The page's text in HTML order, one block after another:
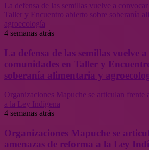
La defensa de las semillas vuelve a
Taller y Encuentro abierto sobre soberanía
agroecología
4 semanas atrás
La defensa de las semillas vuelve
comunidades en Taller y
soberanía alimentaria y
Organizaciones Mapuche se articulan frente
a la Ley Indígena
4 semanas atrás
Organizaciones Mapuche se
amenazas de reforma a la Ley